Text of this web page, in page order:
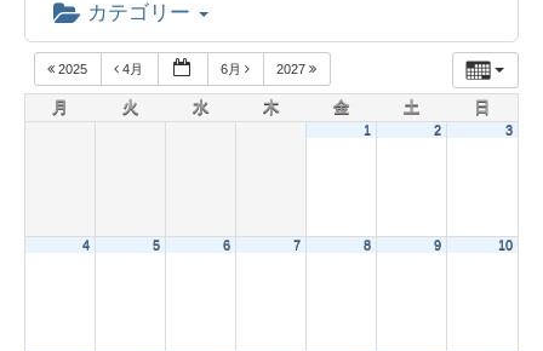
カテゴリー
2025 4月 6月 2027
月 火 水 木 金 土 日
1 2 3
4 5 6 7 8 9 10